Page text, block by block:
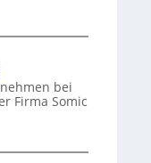
bei
Firma Somic